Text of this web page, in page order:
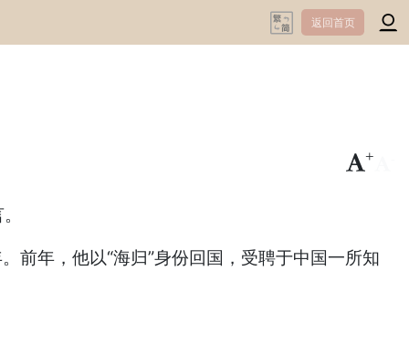
返回首页
+
前年，他以“海归”身份回国，受聘于中国一所知